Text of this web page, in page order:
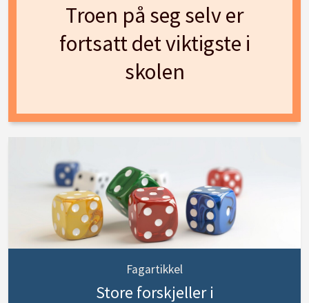
Troen på seg selv er
fortsatt det viktigste i
skolen
Fagartikkel
Store forskjeller i